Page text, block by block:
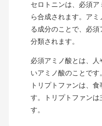
セロトニンは、必須
ら合成されます。ア
る成分のことで、必
分類されます。
必須アミノ酸とは、
いアミノ酸のことで
トリプトファンは、
す。トリプトファンは
す。